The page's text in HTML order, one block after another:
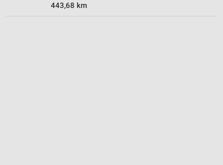
443,68 km